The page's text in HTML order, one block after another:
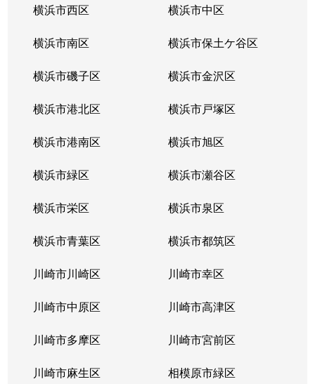
横浜市西区 横浜市中区
横浜市南区 横浜市保土ケ谷区
横浜市磯子区 横浜市金沢区
横浜市港北区 横浜市戸塚区
横浜市港南区 横浜市旭区
横浜市緑区 横浜市瀬谷区
横浜市栄区 横浜市泉区
横浜市青葉区 横浜市都筑区
川崎市川崎区 川崎市幸区
川崎市中原区 川崎市高津区
川崎市多摩区 川崎市宮前区
川崎市麻生区 相模原市緑区